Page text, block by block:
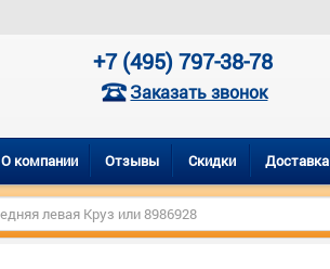
+7 (495) 797-38-78
Заказать звонок
О компании Отзывы Скидки Доставка